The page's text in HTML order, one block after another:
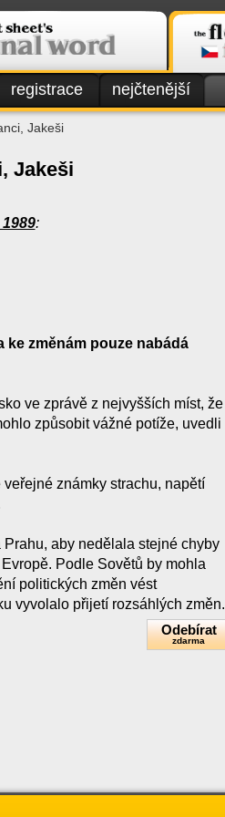
registrace nejčtenější
Jakeši
Jakeši
:
změnám pouze nabádá
ve zprávě z nejvyšších míst, že
způsobit vážné potíže, uvedli
známky strachu, napětí
aby nedělala stejné chyby
Podle Sovětů by mohla
politických změn vést
vyvolalo přijetí rozsáhlých změn.
Odebírat
zdarma